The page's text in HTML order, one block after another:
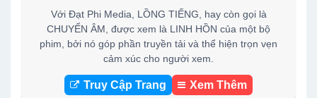
Với Đạt Phi Media, LỒNG TIẾNG, hay còn gọi là
CHUYỂN ÂM, được xem là LINH HỒN của một bộ
phim, bởi nó góp phần truyền tải và thể hiện trọn vẹn
cảm xúc cho người xem.
Truy Cập Trang Xem Thêm